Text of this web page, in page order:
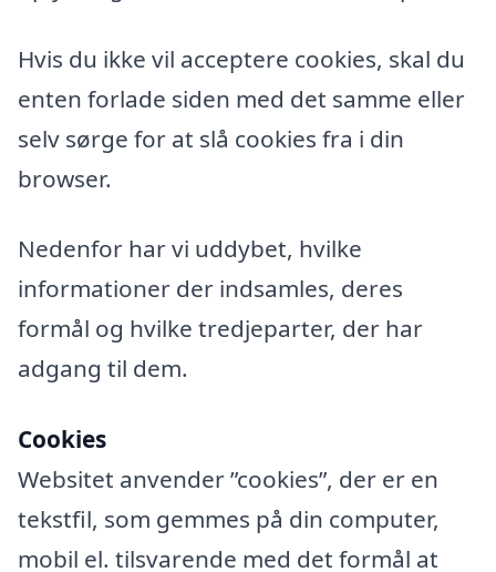
Hvis du ikke vil acceptere cookies, skal du
enten forlade siden med det samme eller
selv sørge for at slå cookies fra i din
browser.
Nedenfor har vi uddybet, hvilke
informationer der indsamles, deres
formål og hvilke tredjeparter, der har
adgang til dem.
Cookies
Websitet anvender ”cookies”, der er en
tekstfil, som gemmes på din computer,
mobil el. tilsvarende med det formål at